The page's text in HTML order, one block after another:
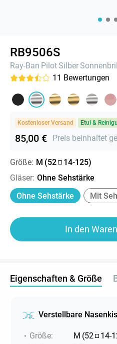
RB9506S
Ray-Ban Pilot Silber
11 Bewertungen
Kostenloser Versand Etui &
85,00 € Preis beinhaltet
Größe: M (52 14-125)
Gläser: Ohne Sehstärke
Ohne Sehstärke
Mit
In den
Eigenschaften & Größe
Verstellbare
Größe: M (52 14-